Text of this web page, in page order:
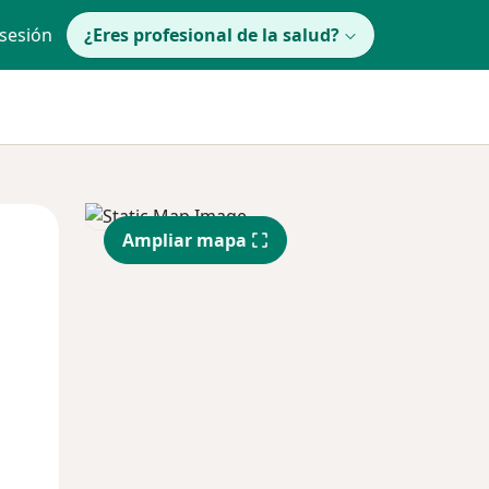
¿Eres profesional de la salud?
Mié
12 Ago
Jue
13 Ago
Ampliar mapa